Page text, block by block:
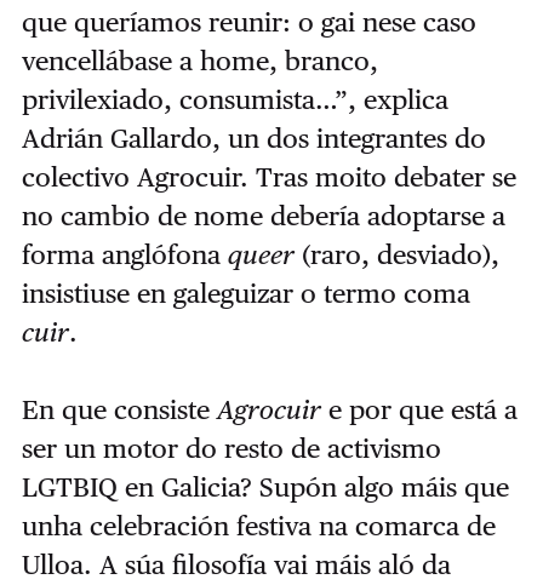
que queríamos reunir: o gai nese caso
vencellábase a home, branco,
privilexiado, consumista…”, explica
Adrián Gallardo, un dos integrantes do
colectivo Agrocuir. Tras moito debater se
no cambio de nome debería adoptarse a
forma anglófona queer(raro, desviado),
insistiuse en galeguizar o termo coma
cuir.
En que consiste Agrocuire por que está a
ser un motor do resto de activismo
LGTBIQ en Galicia? Supón algo máis que
unha celebración festiva na comarca de
Ulloa. A súa filosofía vai máis aló da